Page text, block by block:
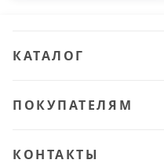
КАТАЛОГ
ПОКУПАТЕЛЯМ
КОНТАКТЫ